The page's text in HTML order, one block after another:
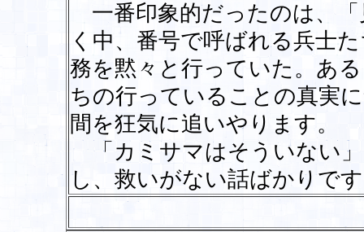
一番印象的だったのは、「
く中、番号で呼ばれる兵士
務を黙々と行っていた。あ
ちの行っていることの真実
間を狂気に追いやります。
「カミサマはそういない
し、救いがない話ばかりで